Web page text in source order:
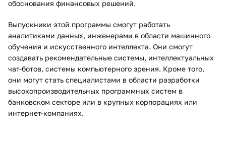
обоснования финансовых решений.
Выпускники этой программы смогут работать
аналитиками данных, инженерами в области машинного
обучения и искусственного интеллекта. Они смогут
создавать рекомендательные системы, интеллектуальных
чат-ботов, системы компьютерного зрения. Кроме того,
они могут стать специалистами в области разработки
высокопроизводительных программных систем в
банковском секторе или в крупных корпорациях или
интернет-компаниях.